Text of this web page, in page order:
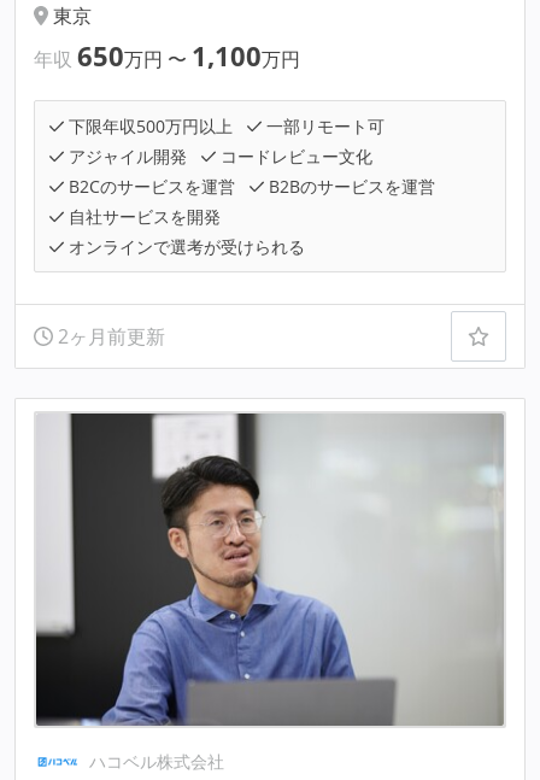
東京
年収 650万円 〜 1,100万円
下限年収500万円以上
一部リモート可
アジャイル開発
コードレビュー文化
B2Cのサービスを運営
B2Bのサービスを運営
自社サービスを開発
オンラインで選考が受けられる
2ヶ月前更新
ハコベル株式会社